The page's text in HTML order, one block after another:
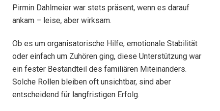
Pirmin Dahlmeier war stets präsent, wenn es darauf
ankam – leise, aber wirksam.
Ob es um organisatorische Hilfe, emotionale Stabilität
oder einfach um Zuhören ging, diese Unterstützung war
ein fester Bestandteil des familiären Miteinanders.
Solche Rollen bleiben oft unsichtbar, sind aber
entscheidend für langfristigen Erfolg.